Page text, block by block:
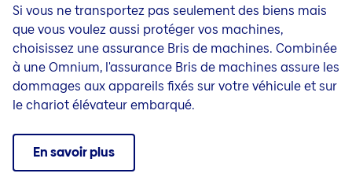
Si vous ne transportez pas seulement des biens mais
que vous voulez aussi protéger vos machines,
choisissez une assurance Bris de machines. Combinée
à une Omnium, l'assurance Bris de machines assure les
dommages aux appareils fixés sur votre véhicule et sur
le chariot élévateur embarqué.
En savoir plus